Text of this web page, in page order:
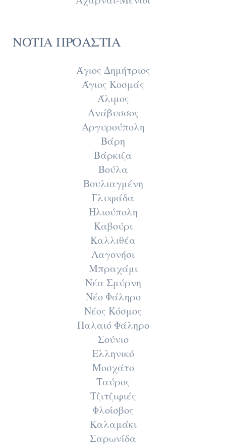
ΝΟΤΙΑ ΠΡΟΑΣΤΙΑ
Άγιος Δημήτριος
Άγιος Κοσμάς
Άλιμος
Ανάβυσσος
Αργυρούπολη
Βάρη
Βάρκιζα
Βούλα
Βουλιαγμένη
Γλυφάδα
Ηλιούπολη
Καβούρι
Καλλιθέα
Λαγονήσι
Μπραχάμι
Νέα Σμύρνη
Νέο Φάληρο
Νέος Κόσμος
Παλαιό Φάληρο
Σούνιο
Ελληνικό
Μοσχάτο
Ταύρος
Τζιτζιφιές
Φλοίσβος
Καλαμάκι
Σαρωνίδα